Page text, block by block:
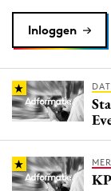
Purpose Marketing
Reputatie & crisis
Inloggen